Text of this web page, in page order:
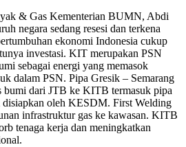
& Gas Kementerian BUMN, Abdi
negara sedang resesi dan terkena
ekonomi Indonesia cukup
investasi. KIT merupakan PSN
sebagai energi yang memasok
dalam PSN. Pipa Gresik – Semarang
bumi dari JTB ke KITB termasuk pipa
disiapkan oleh KESDM. First Welding
infrastruktur gas ke kawasan. KITB
tenaga kerja dan meningkatkan